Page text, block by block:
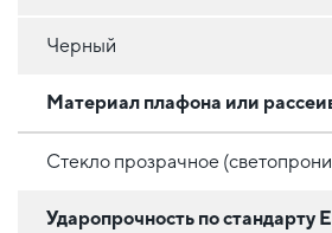
Черный
Материал плафона или
Стекло прозрачное
Ударопрочность по стандарту